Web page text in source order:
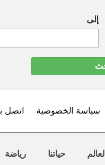
إلى
سياسة الخصوصية اتصل
العالم حياتنا رياضة